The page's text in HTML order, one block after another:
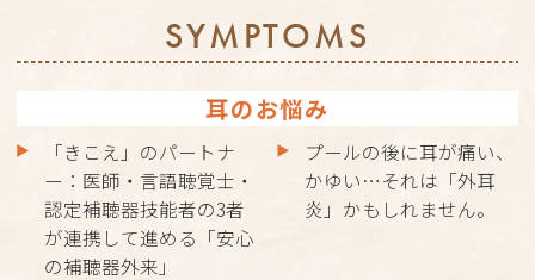
SYMPTOMS
耳のお悩み
「きこえ」のパートナ
ー：医師・言語聴覚士・
認定補聴器技能者の3者
が連携して進める「安心
の補聴器外来」
プールの後に耳が痛い、
かゆい…それは「外耳
炎」かもしれません。